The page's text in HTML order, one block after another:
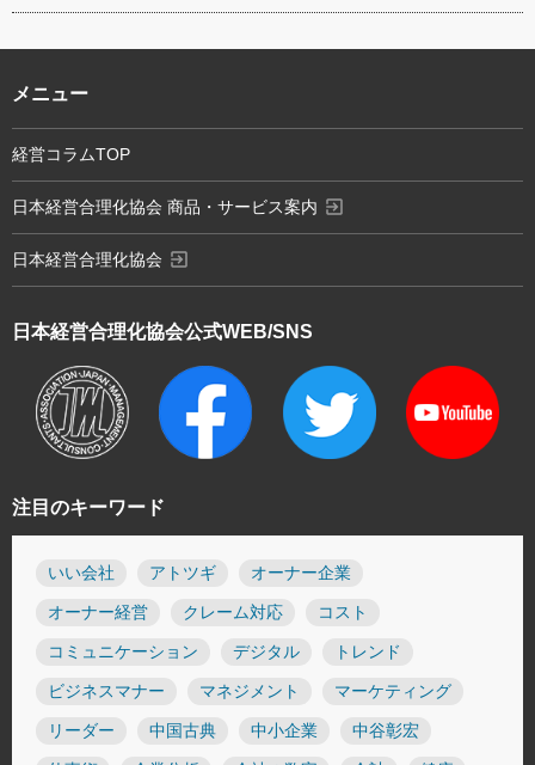
注目のキーワード
いい会社 アトツギ オーナー企業
オーナー経営 クレーム対応 コスト
コミュニケーション デジタル トレンド
ビジネスマナー マネジメント マーケティング
リーダー 中国古典 中小企業 中谷彰宏
日本経営合理化協会公式WEB/SNS
メニュー
経営コラムTOP
日本経営合理化協会 商品・サービス案内 exit_to_app
日本経営合理化協会 exit_to_app